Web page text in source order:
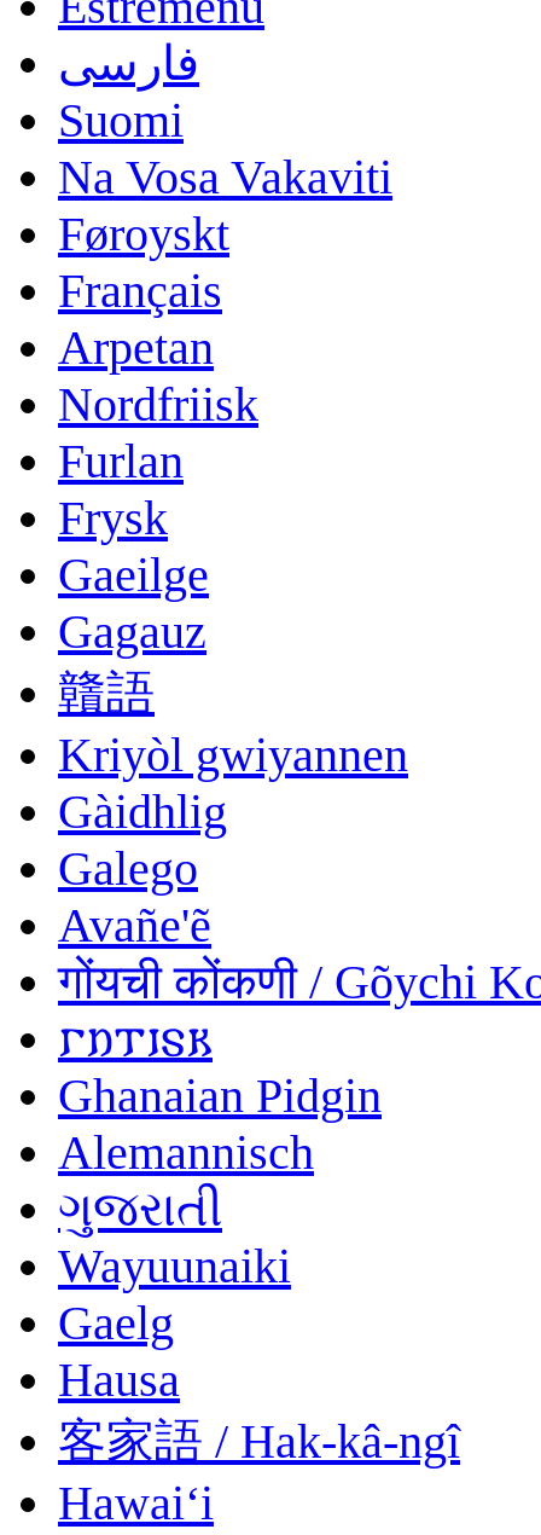
فارسی
Suomi
Na Vosa Vakaviti
Føroyskt
Français
Arpetan
Nordfriisk
Furlan
Frysk
Gaeilge
Gagauz
贛語
Kriyòl gwiyannen
Gàidhlig
Galego
Avañe'ẽ
गोंयची कोंकणी / Gõychi
𐌲𐌿𐍄𐌹𐍃𐌺
Ghanaian Pidgin
Alemannisch
ગુજરાતી
Wayuunaiki
Gaelg
Hausa
客家語 / Hak-kâ-ngî
Hawaiʻi